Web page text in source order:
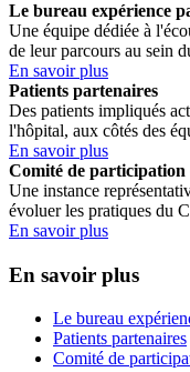
Le bureau expérience
Une équipe dédiée à
de leur parcours au sein
En savoir plus
Patients partenaires
Des patients impliqués
l'hôpital, aux côtés des
En savoir plus
Comité de participation
Une instance
évoluer les pratiques du
En savoir plus
En savoir plus
Le bureau
Patients partenaires
Comité de